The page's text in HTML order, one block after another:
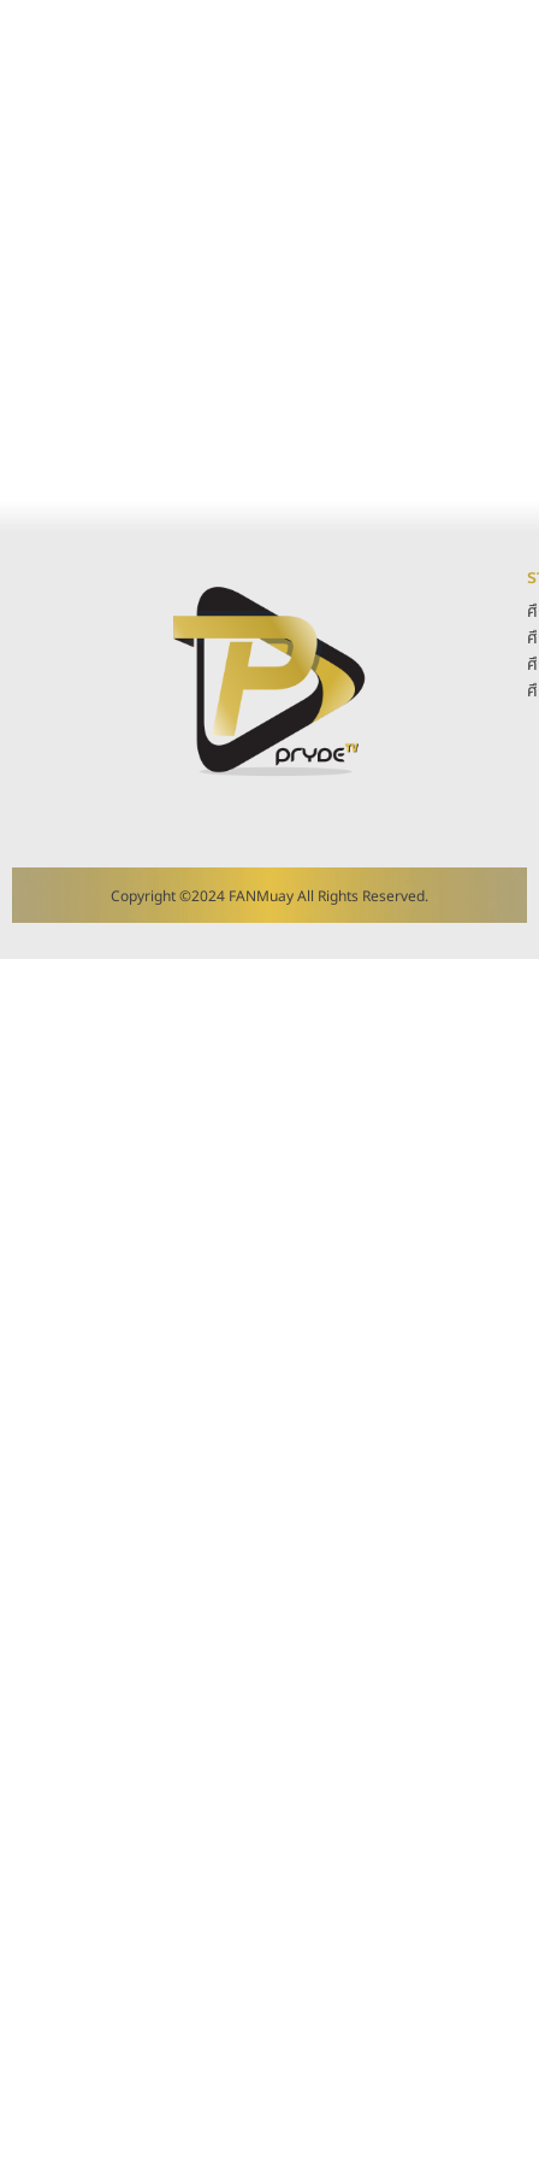
Copyright ©2024 FANMuay All Rights Reserved.